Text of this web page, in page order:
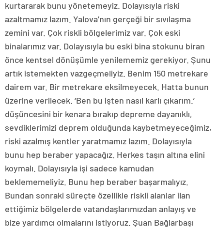
kurtararak bunu yönetemeyiz. Dolayısıyla riski
azaltmamız lazım. Yalova’nın gerçeği bir sıvılaşma
zemini var. Çok riskli bölgelerimiz var. Çok eski
binalarımız var. Dolayısıyla bu eski bina stokunu biran
önce kentsel dönüşümle yenilememiz gerekiyor. Şunu
artık istemekten vazgeçmeliyiz. Benim 150 metrekare
dairem var. Bir metrekare eksilmeyecek. Hatta bunun
üzerine verilecek. ‘Ben bu işten nasıl karlı çıkarım.’
düşüncesini bir kenara bırakıp depreme dayanıklı,
sevdiklerimizi deprem olduğunda kaybetmeyeceğimiz,
riski azalmış kentler yaratmamız lazım. Dolayısıyla
bunu hep beraber yapacağız. Herkes taşın altına elini
koymalı. Dolayısıyla işi sadece kamudan
beklememeliyiz. Bunu hep beraber başarmalıyız.
Bundan sonraki süreçte özellikle riskli alanlar ilan
ettiğimiz bölgelerde vatandaşlarımızdan anlayış ve
bize yardımcı olmalarını istiyoruz. Şuan Bağlarbaşı